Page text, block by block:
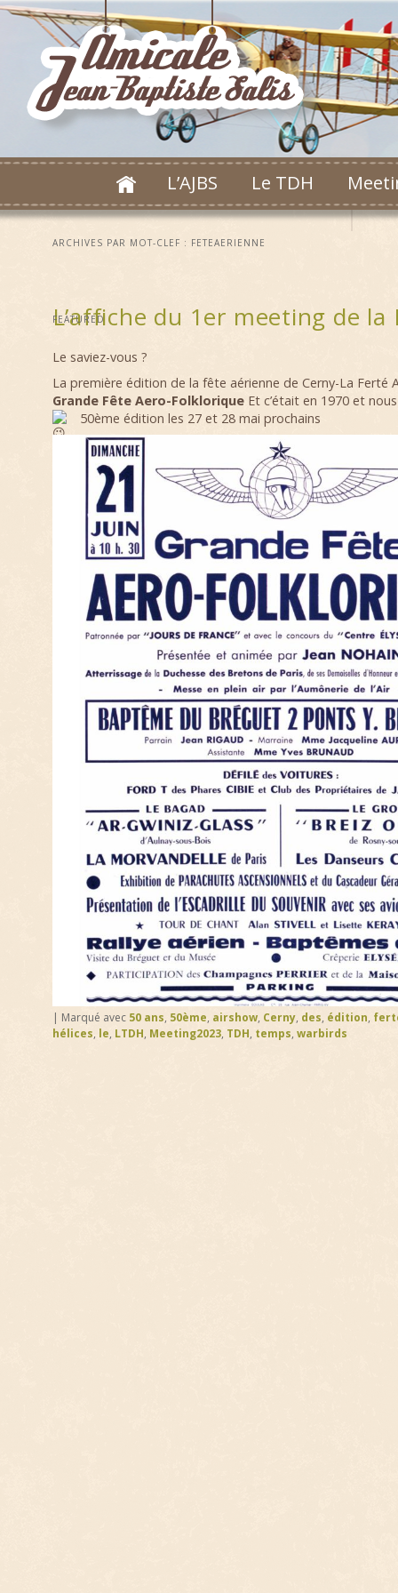
L’AJBS Le TDH
ARCHIVES PAR MOT-CLEF : FETEAERIENNE
L’affiche du 1er meeting de la
FEATURED
Le saviez-vous ?
La première édition de la fête aérienne de Cerny-La Ferté
Grande Fête Aero-Folklorique Et c’était en 1970 et
50ème édition les 27 et 28 mai prochains
| Marqué avec 50 ans, 50ème, airshow, Cerny, des, édition,
hélices, le, LTDH, Meeting2023, TDH, temps, warbirds